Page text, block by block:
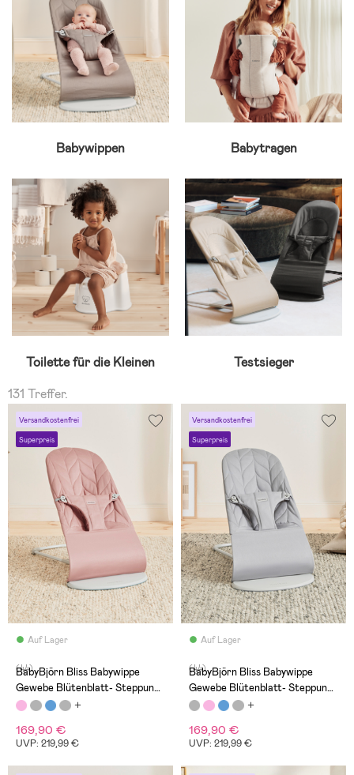
Babywippen Babytragen
Toilette für die Kleinen
Testsieger
131 Treffer.
Versandkostenfrei
Superpreis
Auf Lager
(44)
BabyBjörn Bliss Babywippe
Gewebe Blütenblatt- Steppung,
Altrosa
169,90 €
UVP: 219,99 €
Versandkostenfrei
Superpreis
Auf Lager
(44)
BabyBjörn Bliss Babywippe
Gewebe Blütenblatt- Steppung,
Hellgrau
169,90 €
UVP: 219,99 €